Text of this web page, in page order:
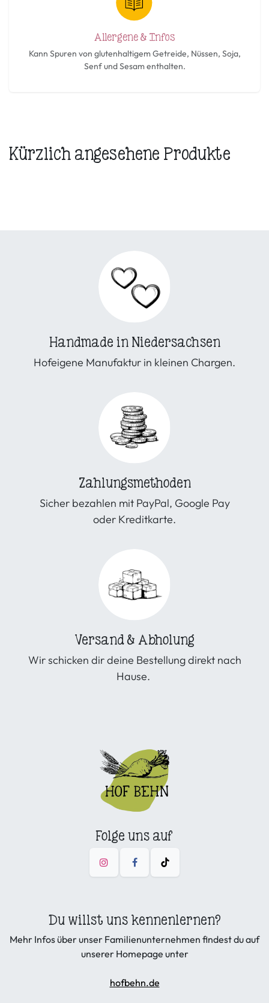
Allergene & Infos
Kann Spuren von glutenhaltigem Getreide, Nüssen, Soja,
Senf und Sesam enthalten.
Kürzlich angesehene Produkte
Handmade in Niedersachsen
Hofeigene Manufaktur in kleinen Chargen.
Zahlungsmethoden
Sicher bezahlen mit PayPal, Google Pay
oder Kreditkarte.
Versand & Abholung
Wir schicken dir deine Bestellung direkt nach
Hause.
Folge uns auf
Du willst uns kennenlernen?
Mehr Infos über unser Familienunternehmen findest du auf
unserer Homepage unter
hofbehn.de